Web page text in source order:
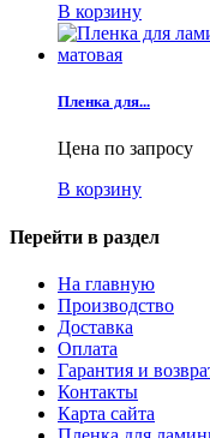
В корзину
Пленка для...
Цена по запросу
В корзину
Перейти в раздел
На главную
Производство
Доставка
Оплата
Гарантия и
Контакты
Карта сайта